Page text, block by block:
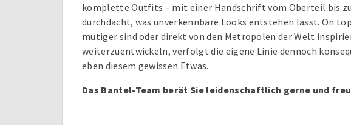
komplette Outfits – mit einer Handschrift vom Oberteil bis
durchdacht, was unverkennbare Looks entstehen lässt. On
mutiger sind oder direkt von den Metropolen der Welt
weiterzuentwickeln, verfolgt die eigene Linie dennoch
eben diesem gewissen Etwas.
Das Bantel-Team berät Sie leidenschaftlich gerne und